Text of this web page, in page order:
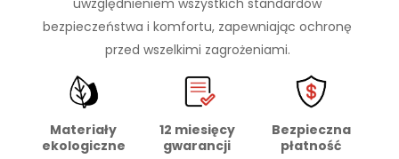
uwzględnieniem wszystkich standardów
bezpieczeństwa i komfortu, zapewniając ochronę
przed wszelkimi zagrożeniami.
Materiały
ekologiczne
12 miesięcy
gwarancji
Bezpieczna
płatność